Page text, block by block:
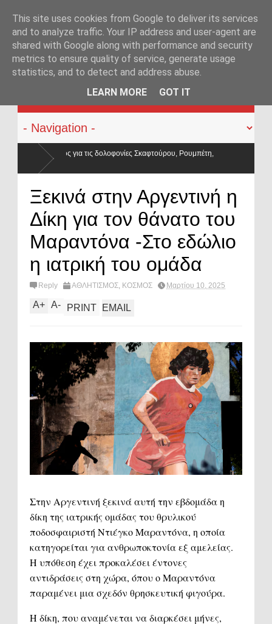
KATEHACKER
Σκαφτούρου, Ρουμπέτη,
Ξεκινά στην Αργεντινή η
Δίκη για τον θάνατο του
Μαραντόνα -Στο εδώλιο
η ιατρική του ομάδα
Reply ΑΘΛΗΤΙΣΜΟΣ, ΚΟΣΜΟΣ Μαρτίου 10, 2025
A+ A- PRINT EMAIL
Στην Αργεντινή ξεκινά αυτή την εβδομάδα η
δίκη της ιατρικής ομάδας του θρυλικού
ποδοσφαιριστή Ντιέγκο Μαραντόνα, η οποία
κατηγορείται για ανθρωποκτονία εξ αμελείας.
Η υπόθεση έχει προκαλέσει έντονες
αντιδράσεις στη χώρα, όπου ο Μαραντόνα
παραμένει μια σχεδόν θρησκευτική φιγούρα.
Η δίκη, που αναμένεται να διαρκέσει μήνες,
This site uses cookies from Google to deliver its services
and to analyze traffic. Your IP address and user-agent are
shared with Google along with performance and security
metrics to ensure quality of service, generate usage
statistics, and to detect and address abuse.
LEARN MORE
GOT IT